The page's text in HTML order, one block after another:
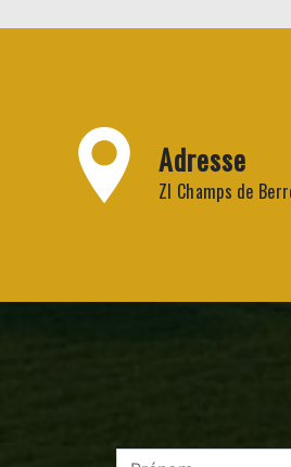
Adresse
ZI Champs de